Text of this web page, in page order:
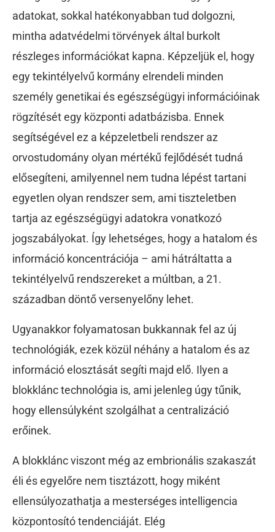
adatokat, sokkal hatékonyabban tud dolgozni,
mintha adatvédelmi törvények által burkolt
részleges információkat kapna. Képzeljük el, hogy
egy tekintélyelvű kormány elrendeli minden
személy genetikai és egészségügyi információinak
rögzítését egy központi adatbázisba. Ennek
segítségével ez a képzeletbeli rendszer az
orvostudomány olyan mértékű fejlődését tudná
elősegíteni, amilyennel nem tudna lépést tartani
egyetlen olyan rendszer sem, ami tiszteletben
tartja az egészségügyi adatokra vonatkozó
jogszabályokat. Így lehetséges, hogy a hatalom és
információ koncentrációja – ami hátráltatta a
tekintélyelvű rendszereket a múltban, a 21.
században döntő versenyelőny lehet.
Ugyanakkor folyamatosan bukkannak fel az új
technológiák, ezek közül néhány a hatalom és az
információ elosztását segíti majd elő. Ilyen a
blokklánc technológia is, ami jelenleg úgy tűnik,
hogy ellensúlyként szolgálhat a centralizáció
erőinek.
A blokklánc viszont még az embrionális szakaszát
éli és egyelőre nem tisztázott, hogy miként
ellensúlyozathatja a mesterséges intelligencia
központosító tendenciáját. Elég